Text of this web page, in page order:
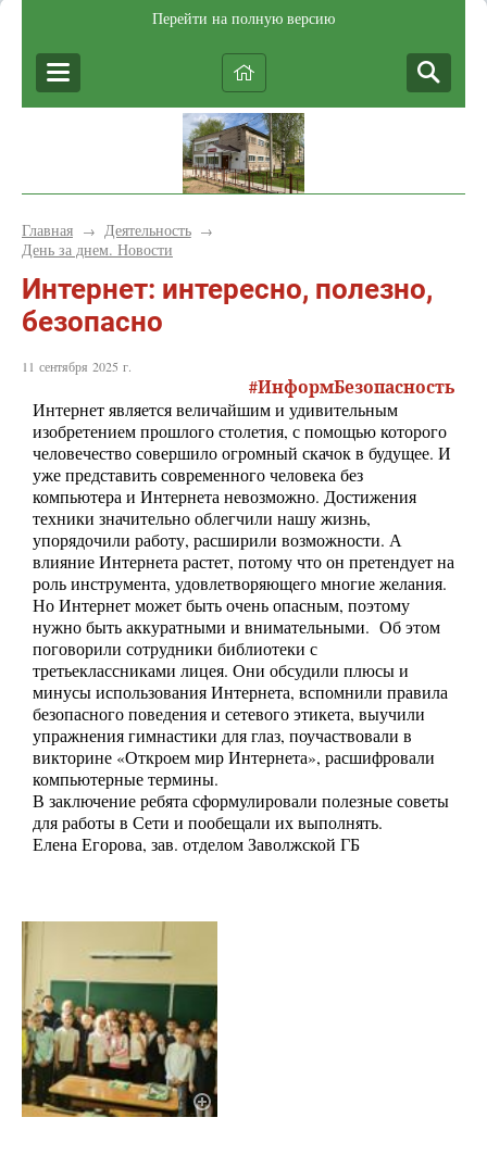
Перейти на полную версию
Главная → Деятельность →
День за днем. Новости
Интернет: интересно, полезно,
безопасно
11 сентября 2025 г.
#ИнформБезопасность
Интернет является величайшим и удивительным
изобретением прошлого столетия, с помощью которого
человечество совершило огромный скачок в будущее. И
уже представить современного человека без
компьютера и Интернета невозможно. Достижения
техники значительно облегчили нашу жизнь,
упорядочили работу, расширили возможности. А
влияние Интернета растет, потому что он претендует на
роль инструмента, удовлетворяющего многие желания.
Но Интернет может быть очень опасным, поэтому
нужно быть аккуратными и внимательными. Об этом
поговорили сотрудники библиотеки с
третьеклассниками лицея. Они обсудили плюсы и
минусы использования Интернета, вспомнили правила
безопасного поведения и сетевого этикета, выучили
упражнения гимнастики для глаз, поучаствовали в
викторине «Откроем мир Интернета», расшифровали
компьютерные термины.
В заключение ребята сформулировали полезные советы
для работы в Сети и пообещали их выполнять.
Елена Егорова, зав. отделом Заволжской ГБ